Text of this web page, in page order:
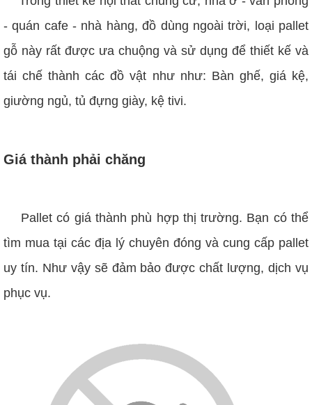
- quán cafe - nhà hàng, đồ dùng ngoài trời, loại pallet
gỗ này rất được ưa chuộng và sử dụng để thiết kế và
tái chế thành các đồ vật như như: Bàn ghế, giá kệ,
giường ngủ, tủ đựng giày, kệ tivi.
Giá thành phải chăng
Pallet có giá thành phù hợp thị trường. Bạn có thể
tìm mua tại các địa lý chuyên đóng và cung cấp pallet
uy tín. Như vậy sẽ đảm bảo được chất lượng, dịch vụ
phục vụ.